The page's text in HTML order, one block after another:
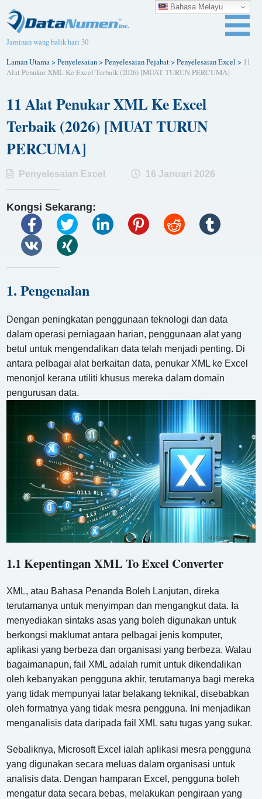
Jaminan wang balik hari 30
Laman Utama>Penyelesaian>Penyelesaian Pejabat>Penyelesaian Excel > 11
Alat Penukar XML Ke Excel Terbaik (2026) [MUAT TURUN PERCUMA]
11 Alat Penukar XML Ke Excel
Terbaik (2026) [MUAT TURUN
PERCUMA]
Penyelesaian Excel 16 Januari 2026
Kongsi Sekarang:
1. Pengenalan
Dengan peningkatan penggunaan teknologi dan data
dalam operasi perniagaan harian, penggunaan alat yang
betul untuk mengendalikan data telah menjadi penting. Di
antara pelbagai alat berkaitan data, penukar XML ke Excel
menonjol kerana utiliti khusus mereka dalam domain
pengurusan data.
1.1 Kepentingan XML To Excel Converter
XML, atau Bahasa Penanda Boleh Lanjutan, direka
terutamanya untuk menyimpan dan mengangkut data. Ia
menyediakan sintaks asas yang boleh digunakan untuk
berkongsi maklumat antara pelbagai jenis komputer,
aplikasi yang berbeza dan organisasi yang berbeza. Walau
bagaimanapun, fail XML adalah rumit untuk dikendalikan
oleh kebanyakan pengguna akhir, terutamanya bagi mereka
yang tidak mempunyai latar belakang teknikal, disebabkan
oleh formatnya yang tidak mesra pengguna. Ini menjadikan
menganalisis data daripada fail XML satu tugas yang sukar.
Sebaliknya, Microsoft Excel ialah aplikasi mesra pengguna
yang digunakan secara meluas dalam organisasi untuk
analisis data. Dengan hamparan Excel, pengguna boleh
mengatur data secara bebas, melakukan pengiraan yang
Bahasa Melayu